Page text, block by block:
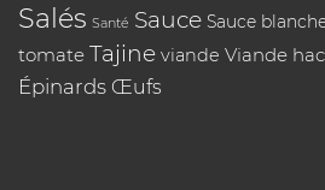
Salés Santé Sauce Sauce
tomate Tajine viande Viande
Épinards Œufs